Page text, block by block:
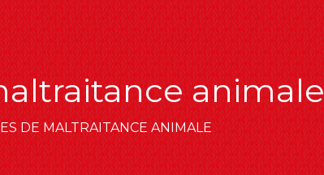
animale
DE MALTRAITANCE ANIMALE